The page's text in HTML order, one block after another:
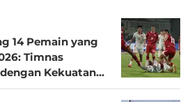
14 Pemain yang
Timnas
Kekuatan